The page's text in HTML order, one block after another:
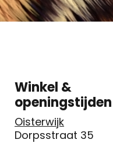
Winkel &
openingstijden
Oisterwijk
Dorpsstraat 35